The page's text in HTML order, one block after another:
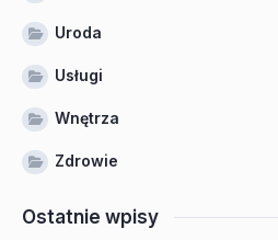
Uroda
Usługi
Wnętrza
Zdrowie
Ostatnie wpisy